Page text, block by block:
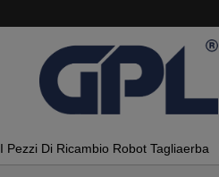
I Pezzi Di Ricambio Robot Tagliaerba